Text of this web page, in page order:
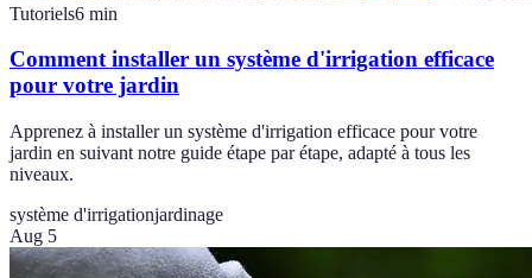
Tutoriels6 min
Comment installer un système d'irrigation efficace
pour votre jardin
Apprenez à installer un système d'irrigation efficace pour votre
jardin en suivant notre guide étape par étape, adapté à tous les
niveaux.
système d'irrigationjardinage
Aug 5